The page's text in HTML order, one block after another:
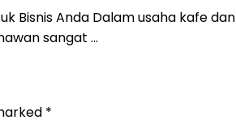
Bisnis Anda Dalam usaha kafe dan
sangat …
*